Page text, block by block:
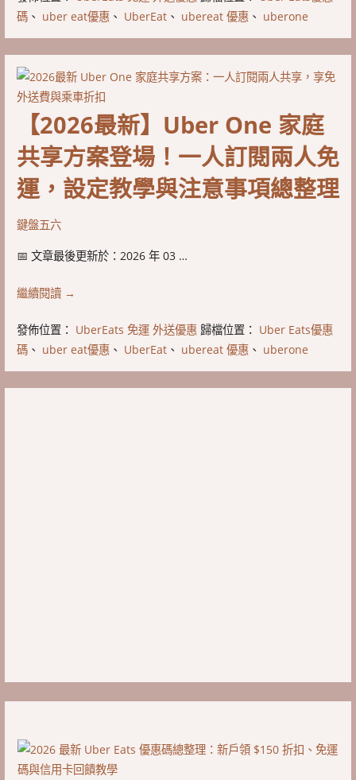
碼、 uber eat優惠、 UberEat、 ubereat 優惠、 uberone
【2026最新】Uber One 家庭
共享方案登場！一人訂閱兩人免
運，設定教學與注意事項總整理
鍵盤五六
📅 文章最後更新於：2026 年 03 …
繼續閱讀 →
發佈位置： UberEats 免運 外送優惠 歸檔位置： Uber Eats優惠
碼、 uber eat優惠、 UberEat、 ubereat 優惠、 uberone